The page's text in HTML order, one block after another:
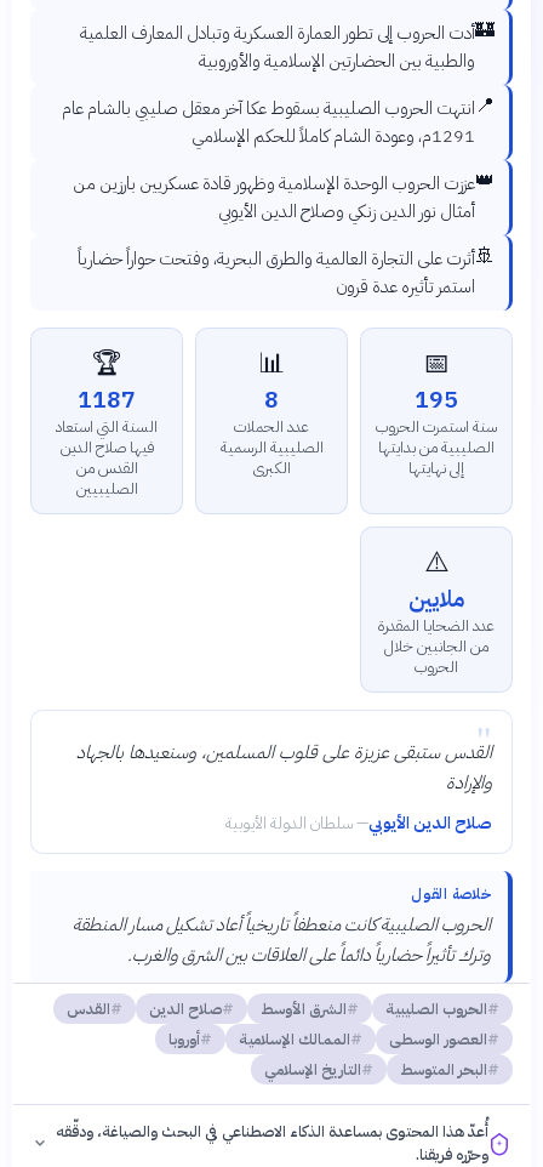
🏰أدت الحروب إلى تطور العمارة العسكرية وتبادل المعارف العلمية
والطبية بين الحضارتين الإسلامية والأوروبية
📍انتهت الحروب الصليبية بسقوط عكا آخر معقل صليبي بالشام عام
1291م، وعودة الشام كاملاً للحكم الإسلامي
👑عززت الحروب الوحدة الإسلامية وظهور قادة عسكريين بارزين من
أمثال نور الدين زنكي وصلاح الدين الأيوبي
🚢أثرت على التجارة العالمية والطرق البحرية، وفتحت حواراً حضارياً
استمر تأثيره عدة قرون
📅
195
سنة استمرت الحروب
الصليبية من بدايتها
إلى نهايتها
📊
8
عدد الحملات
الصليبية الرسمية
الكبرى
🏆
1187
السنة التي استعاد
فيها صلاح الدين
القدس من
الصليبيين
⚠️
ملايين
عدد الضحايا المقدرة
من الجانبين خلال
الحروب
"
القدس ستبقى عزيزة على قلوب المسلمين، وسنعيدها بالجهاد
والإرادة
صلاح الدين الأيوبي—سلطان الدولة الأيوبية
خلاصة القول
الحروب الصليبية كانت منعطفاً تاريخياً أعاد تشكيل مسار المنطقة
وترك تأثيراً حضارياً دائماً على العلاقات بين الشرق والغرب.
الحروب الصليبية الشرق الأوسط صلاح الدين
القدس
العصور الوسطى
الممالك الإسلامية
أوروبا
البحر المتوسط
التاريخ الإسلامي
أُعدّ هذا المحتوى بمساعدة الذكاء الاصطناعي في البحث والصياغة، ودقّقه
وحرّره فريقنا.